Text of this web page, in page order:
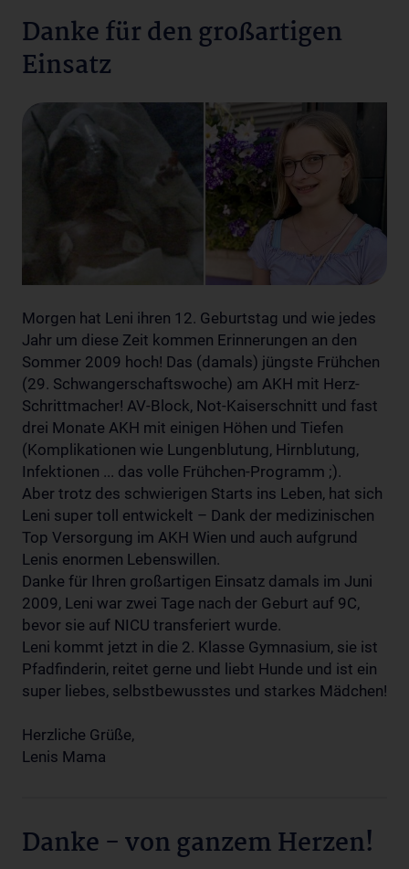
Danke für den großartigen
Einsatz
Morgen hat Leni ihren 12. Geburtstag und wie jedes
Jahr um diese Zeit kommen Erinnerungen an den
Sommer 2009 hoch! Das (damals) jüngste Frühchen
(29. Schwangerschaftswoche) am AKH mit Herz-
Schrittmacher! AV-Block, Not-Kaiserschnitt und fast
drei Monate AKH mit einigen Höhen und Tiefen
(Komplikationen wie Lungenblutung, Hirnblutung,
Infektionen ... das volle Frühchen-Programm ;).
Aber trotz des schwierigen Starts ins Leben, hat sich
Leni super toll entwickelt – Dank der medizinischen
Top Versorgung im AKH Wien und auch aufgrund
Lenis enormen Lebenswillen.
Danke für Ihren großartigen Einsatz damals im Juni
2009, Leni war zwei Tage nach der Geburt auf 9C,
bevor sie auf NICU transferiert wurde.
Leni kommt jetzt in die 2. Klasse Gymnasium, sie ist
Pfadfinderin, reitet gerne und liebt Hunde und ist ein
super liebes, selbstbewusstes und starkes Mädchen!
Herzliche Grüße,
Lenis Mama
Danke - von ganzem Herzen!